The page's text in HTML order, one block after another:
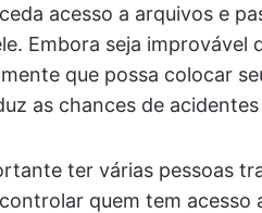
acesso a arquivos e
Embora seja improvável
que possa colocar
as chances de
ter várias pessoas
quem tem acesso